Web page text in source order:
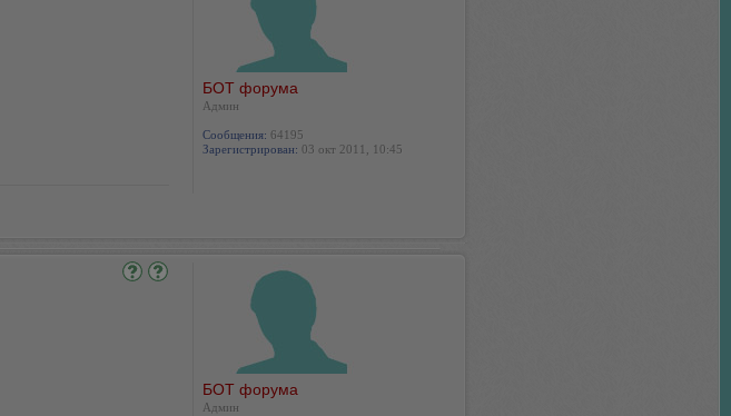
БОТ форума
Админ
Сообщения: 64195
Зарегистрирован: 03 окт 2011, 10:45
БОТ форума
Админ